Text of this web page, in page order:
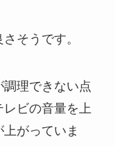
そうです。
理できない点
ビの音量を上
がっていま